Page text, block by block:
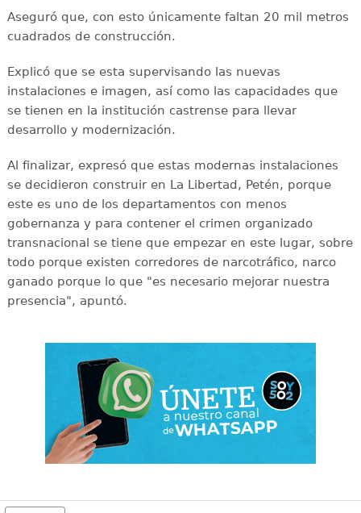
Aseguró que, con esto únicamente faltan 20 mil metros
cuadrados de construcción.
Explicó que se esta supervisando las nuevas
instalaciones e imagen, así como las capacidades que
se tienen en la institución castrense para llevar
desarrollo y modernización.
Al finalizar, expresó que estas modernas instalaciones
se decidieron construir en La Libertad, Petén, porque
este es uno de los departamentos con menos
gobernanza y para contener el crimen organizado
transnacional se tiene que empezar en este lugar, sobre
todo porque existen corredores de narcotráfico, narco
ganado porque lo que "es necesario mejorar nuestra
presencia", apuntó.